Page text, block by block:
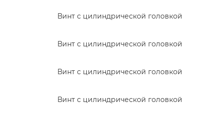
Винт с цилиндрической головкой
Винт с цилиндрической головкой
Винт с цилиндрической головкой
Винт с цилиндрической головкой